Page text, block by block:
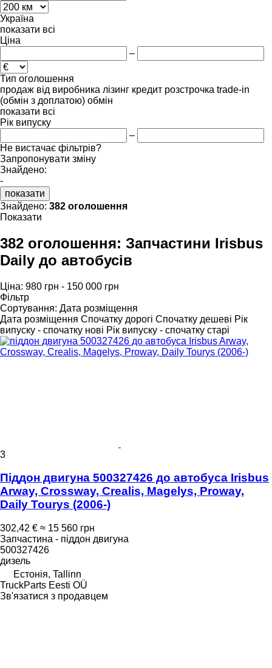
Україна
показати всі
Ціна
–
Тип оголошення
продаж від виробника лізинг кредит розстрочка trade-in
(обмін з доплатою) обмін
показати всі
Рік випуску
–
Не вистачає фільтрів?
Запропонувати зміну
Знайдено:
-
показати
Знайдено: 382 оголошення
Показати
382 оголошення: Запчастини Irisbus
Daily до автобусів
Ціна: 980 грн - 150 000 грн
Фільтр
Сортування: Дата розміщення
Дата розміщення Спочатку дорогі Спочатку дешеві Рік
випуску - спочатку нові Рік випуску - спочатку старі
3
Піддон двигуна 500327426 до автобуса Irisbus
Arway, Crossway, Crealis, Magelys, Proway,
Daily Tourys (2006-)
302,42 € ≈ 15 560 грн
Запчастина - піддон двигуна
500327426
дизель
Естонія, Tallinn
TruckParts Eesti OÜ
Зв'язатися з продавцем